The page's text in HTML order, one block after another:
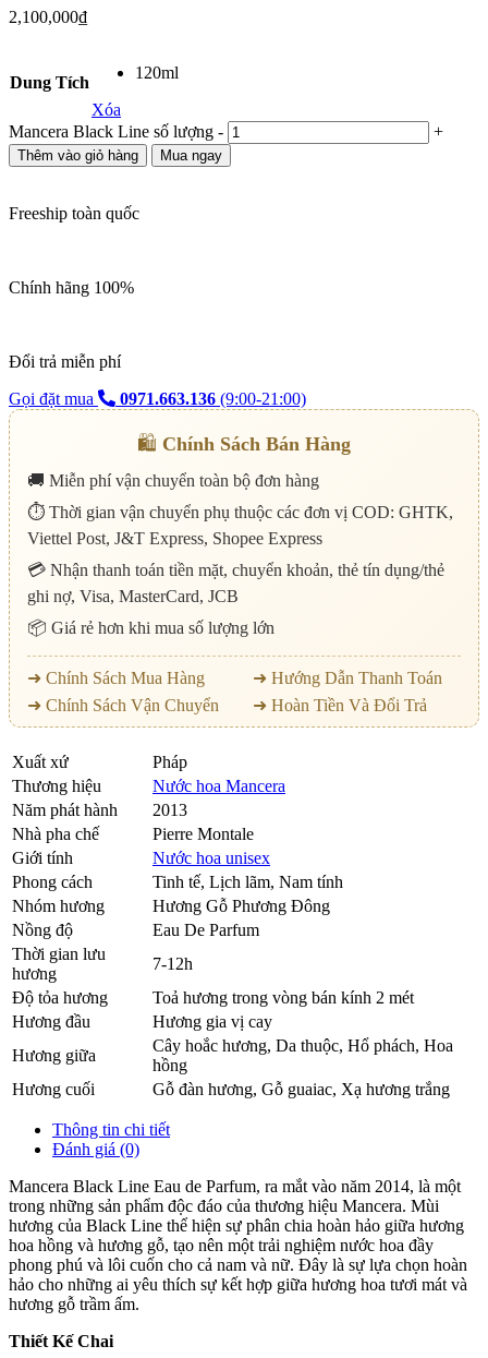
2,100,000₫
Dung Tích
120ml
Xóa
Mancera Black Line số lượng - +
Thêm vào giỏ hàng Mua ngay
Freeship toàn quốc
Chính hãng 100%
Đổi trả miễn phí
Gọi đặt mua
0971.663.136 (9:00-21:00)
🛍️ Chính Sách Bán Hàng
🚚 Miễn phí vận chuyển toàn bộ đơn hàng
⏱️ Thời gian vận chuyển phụ thuộc các đơn vị COD: GHTK,
Viettel Post, J&T Express, Shopee Express
💳 Nhận thanh toán tiền mặt, chuyển khoản, thẻ tín dụng/thẻ
ghi nợ, Visa, MasterCard, JCB
📦 Giá rẻ hơn khi mua số lượng lớn
➜ Chính Sách Mua Hàng
➜ Hướng Dẫn Thanh Toán
➜ Chính Sách Vận Chuyển
➜ Hoàn Tiền Và Đổi Trả
Xuất xứ
Pháp
Thương hiệu
Nước hoa Mancera
Năm phát hành
2013
Nhà pha chế
Pierre Montale
Giới tính
Nước hoa unisex
Phong cách
Tinh tế, Lịch lãm, Nam tính
Nhóm hương
Hương Gỗ Phương Đông
Nồng độ
Eau De Parfum
Thời gian lưu
hương
7-12h
Độ tỏa hương
Toả hương trong vòng bán kính 2 mét
Hương đầu
Hương gia vị cay
Hương giữa
Cây hoắc hương, Da thuộc, Hổ phách, Hoa
hồng
Hương cuối
Gỗ đàn hương, Gỗ guaiac, Xạ hương trắng
Thông tin chi tiết
Đánh giá (0)
Mancera Black Line Eau de Parfum, ra mắt vào năm 2014, là một
trong những sản phẩm độc đáo của thương hiệu Mancera. Mùi
hương của Black Line thể hiện sự phân chia hoàn hảo giữa hương
hoa hồng và hương gỗ, tạo nên một trải nghiệm nước hoa đầy
phong phú và lôi cuốn cho cả nam và nữ. Đây là sự lựa chọn hoàn
hảo cho những ai yêu thích sự kết hợp giữa hương hoa tươi mát và
hương gỗ trầm ấm.
Thiết Kế Chai